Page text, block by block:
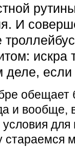
И
искра
деле,
обещает
и вообще,
для
стараемся